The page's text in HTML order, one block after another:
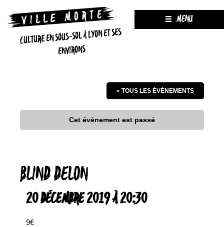
CULTURE EN SOUS-SOL À LYON ET SES
ENVIRONS
MENU
« TOUS LES ÉVÈNEMENTS
Cet évènement est passé
BLIND DELON
20 DÉCEMBRE 2019 À 20:30
9€